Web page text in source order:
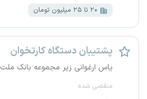
۲۰ تا ۲۵ میلیون تومان
پشتیبان دستگاه کارتخوان
یاس ارغوانی زیر مجموعه بانک ملت
منقضی شده